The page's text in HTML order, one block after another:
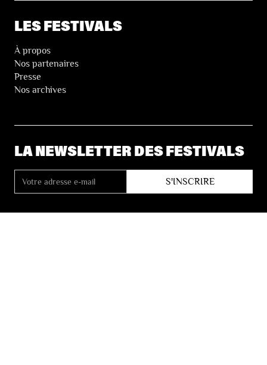
LES FESTIVALS
À propos
Nos partenaires
Presse
Nos archives
LA NEWSLETTER DES FESTIVALS